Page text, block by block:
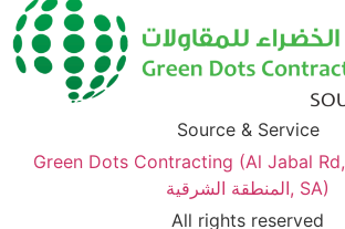
Source & Service
Green Dots Contracting (Al Jabal Rd, الجبيل, 35514,
المنطقة الشرقية, SA)
All rights reserved